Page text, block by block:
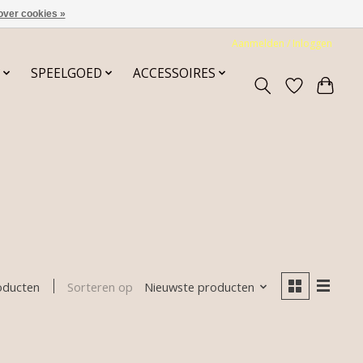
Aanmelden / Inloggen
SPEELGOED
ACCESSOIRES
Sorteren op Nieuwste producten
cookies »